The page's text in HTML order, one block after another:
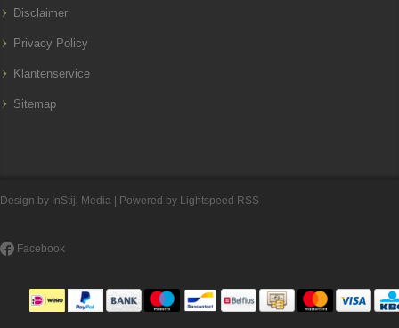
Disclaimer
Privacy Policy
Klantenservice
Sitemap
Design by InStijl Media | Powered by Lightspeed RSS
Facebook